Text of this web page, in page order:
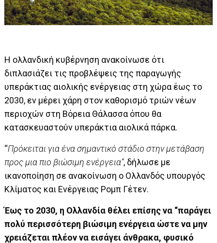
Η ολλανδική κυβέρνηση ανακοίνωσε ότι
διπλασιάζει τις προβλέψεις της παραγωγής
υπεράκτιας αιολικής ενέργειας στη χώρα έως το
2030, εν μέρει χάρη στον καθορισμό τριών νέων
περιοχών στη Βόρεια Θάλασσα όπου θα
κατασκευαστούν υπεράκτια αιολικά πάρκα.
“Πρόκειται για ένα σημαντικό στάδιο στην μετάβαση
προς μια πιο βιώσιμη ενέργεια”, δήλωσε με
ικανοποίηση σε ανακοίνωση ο Ολλανδός υπουργός
Κλίματος και Ενέργειας Ρομπ Γέτεν.
Έως το 2030, η Ολλανδία θέλει επίσης να “παράγει
πολύ περισσότερη βιώσιμη ενέργεια ώστε να μην
χρειάζεται πλέον να εισάγει άνθρακα, φυσικό